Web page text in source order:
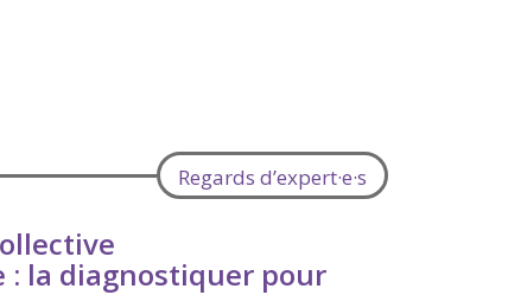
Regards d’expert·e·s
la diagnostiquer pour